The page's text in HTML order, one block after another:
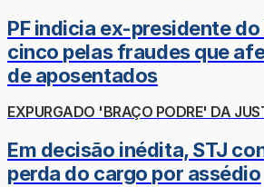
PF indicia ex-presidente do
cinco pelas fraudes que
de aposentados
EXPURGADO 'BRAÇO PODRE' DA
Em decisão inédita, STJ
perda do cargo por assédio